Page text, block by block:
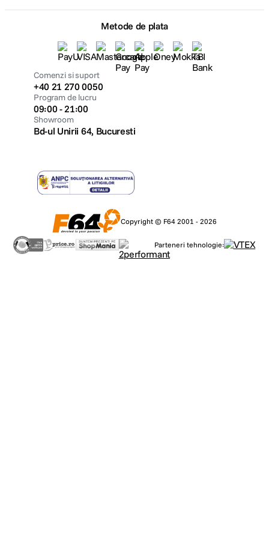
Metode de plata
Comenzi si suport
+40 21 270 0050
Program de lucru
09:00 - 21:00
Showroom
Bd-ul Unirii 64, Bucuresti
Copyright © F64 2001 - 2026
Parteneri tehnologie: